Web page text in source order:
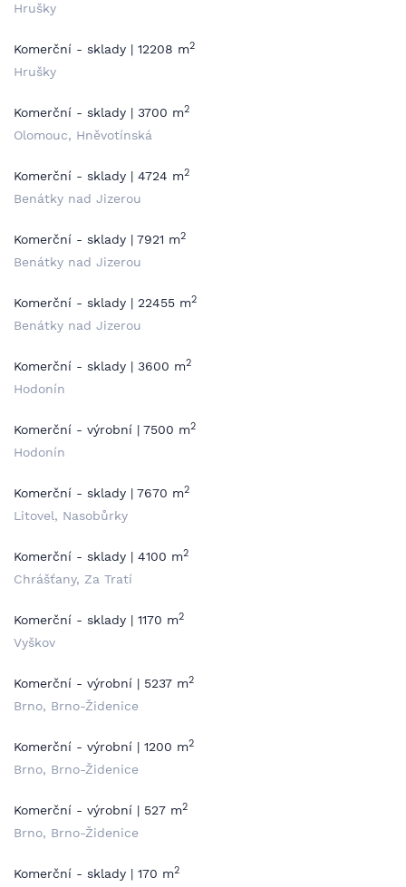
Hrušky
Komerční - sklady | 12208 m2
Hrušky
Komerční - sklady | 3700 m2
Olomouc, Hněvotínská
Komerční - sklady | 4724 m2
Benátky nad Jizerou
Komerční - sklady | 7921 m2
Benátky nad Jizerou
Komerční - sklady | 22455 m2
Benátky nad Jizerou
Komerční - sklady | 3600 m2
Hodonín
Komerční - výrobní | 7500 m2
Hodonín
Komerční - sklady | 7670 m2
Litovel, Nasobůrky
Komerční - sklady | 4100 m2
Chrášťany, Za Tratí
Komerční - sklady | 1170 m2
Vyškov
Komerční - výrobní | 5237 m2
Brno, Brno-Židenice
Komerční - výrobní | 1200 m2
Brno, Brno-Židenice
Komerční - výrobní | 527 m2
Brno, Brno-Židenice
Komerční - sklady | 170 m2